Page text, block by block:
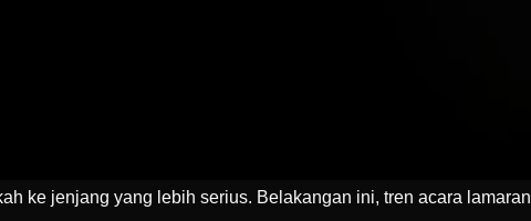
ke jenjang yang lebih serius. Belakangan ini, tren acara lamaran